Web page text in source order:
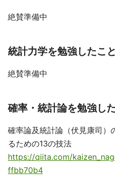
絶賛準備中
統計力学を勉強したこ
絶賛準備中
確率・統計論を勉強し
確率論及統計論（伏見康司）
るための13の技法
https://qiita.com/
ffbb70b4